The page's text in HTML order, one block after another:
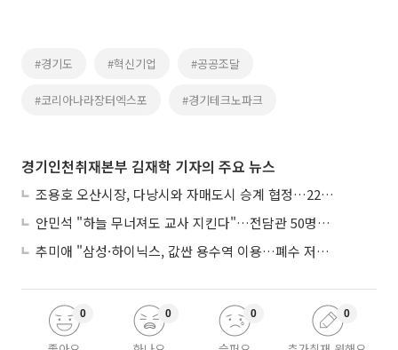
#경기도 #혁신기업 #공공조달
#코리아나라장터엑스포 #경기테크노파크
경기인천취재본부 김재학 기자의 주요 뉴스
조용호 오산시장, 다낭시와 자매도시 승계 협정…22년 인연 잇는다
안민석 "하늘 무너져도 교사 지킨다"…전담관 50명→300명, 교육감이 직접 고발
추미애 "삼성·하이닉스, 값싼 용수역 이용…폐수 저감 노력 안해"
0 0 0 0